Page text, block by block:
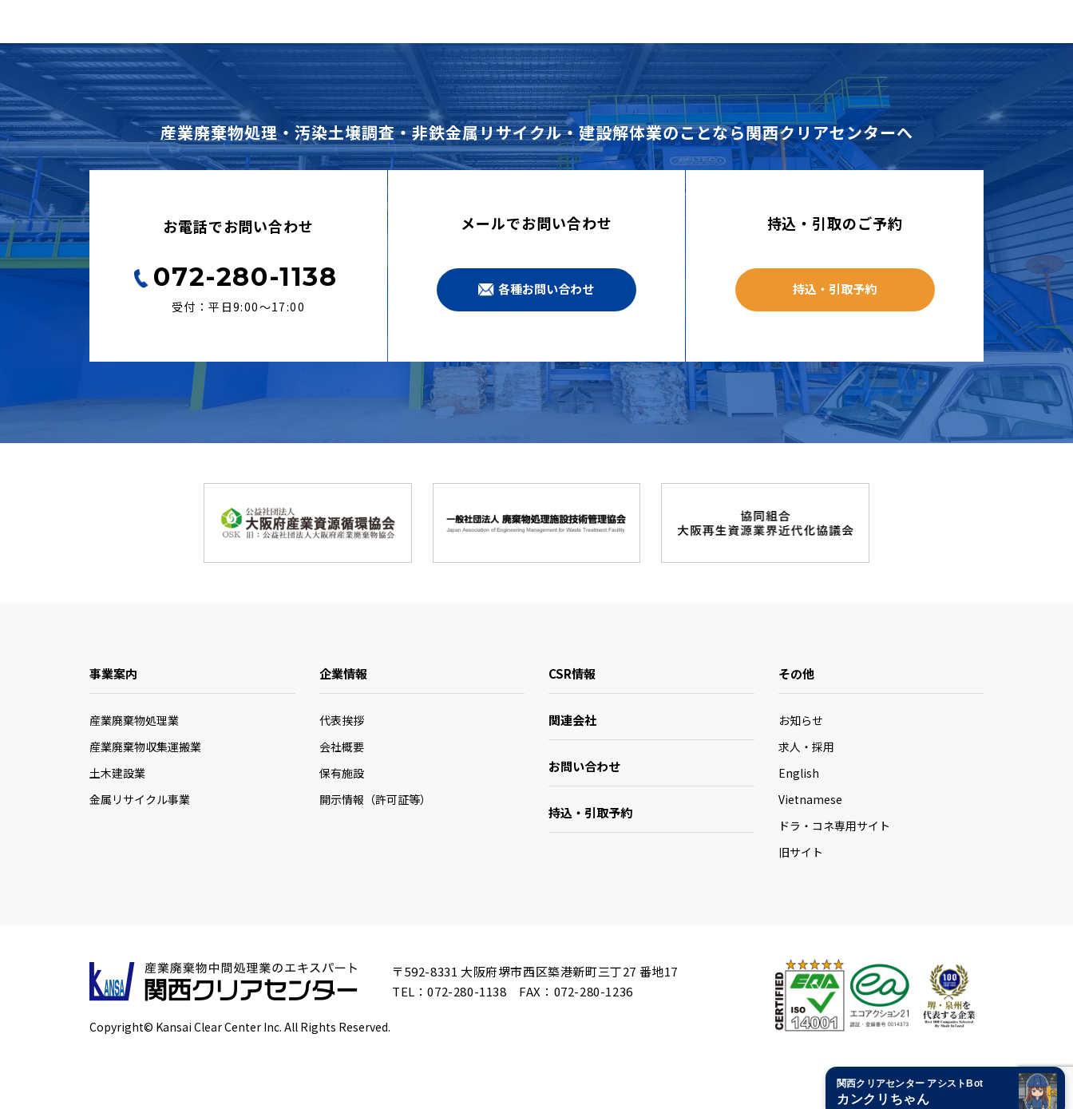
産業廃棄物処理・汚染土壌調査・非鉄金属リサイクル・建設解体業のことなら関西クリアセンターへ
お電話でお問い合わせ
072-280-1138
受付：平日9:00〜17:00
メールでお問い合わせ
各種お問い合わせ
持込・引取のご予約
持込・引取予約
事業案内
産業廃棄物処理業
産業廃棄物収集運搬業
土木建設業
金属リサイクル事業
企業情報
代表挨拶
会社概要
保有施設
開示情報（許可証等）
CSR情報
関連会社
お問い合わせ
持込・引取予約
その他
お知らせ
求人・採用
English
Vietnamese
ドラ・コネ専用サイト
旧サイト
〒592-8331 大阪府堺市西区築港新町三丁27 番地17
TEL：072-280-1138 FAX：072-280-1236
Copyright© Kansai Clear Center Inc. All Rights Reserved.